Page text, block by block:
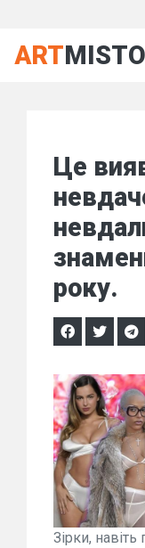
ARTMISTO
Це
року.
Зірки, навіть